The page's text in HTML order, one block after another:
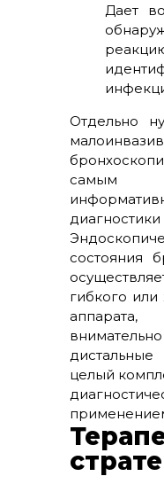
Дает
Отдельно
самым
состояния
гибкого или
целый